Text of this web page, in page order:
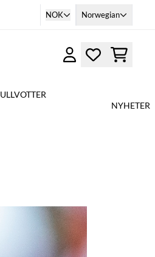
NOK Norwegian
ULLVOTTER
NYHETER